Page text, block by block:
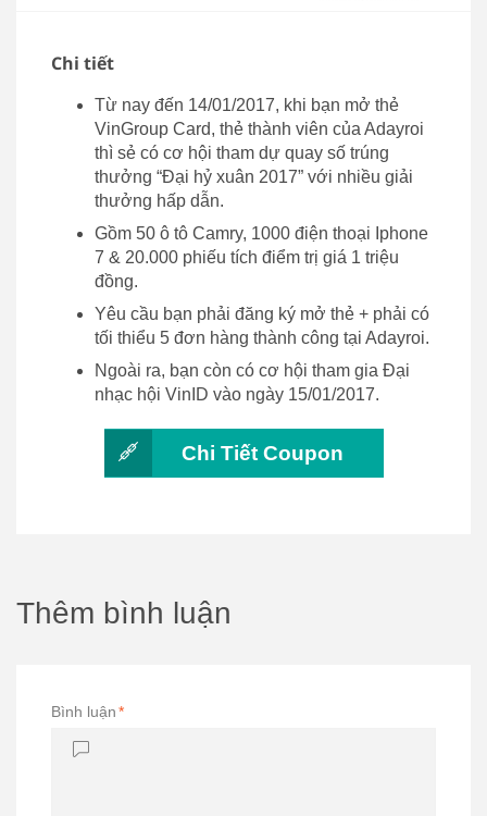
Chi tiết
Từ nay đến 14/01/2017, khi bạn mở thẻ
VinGroup Card, thẻ thành viên của Adayroi
thì sẻ có cơ hội tham dự quay số trúng
thưởng “Đại hỷ xuân 2017” với nhiều giải
thưởng hấp dẫn.
Gồm 50 ô tô Camry, 1000 điện thoại Iphone
7 & 20.000 phiếu tích điểm trị giá 1 triệu
đồng.
Yêu cầu bạn phải đăng ký mở thẻ + phải có
tối thiểu 5 đơn hàng thành công tại Adayroi.
Ngoài ra, bạn còn có cơ hội tham gia Đại
nhạc hội VinID vào ngày 15/01/2017.
Chi Tiết Coupon
Thêm bình luận
Bình luận*